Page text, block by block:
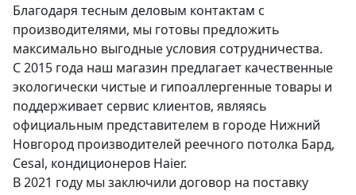
Благодаря тесным деловым контактам с
производителями, мы готовы предложить
максимально выгодные условия сотрудничества.
С 2015 года наш магазин предлагает качественные
экологически чистые и гипоаллергенные товары и
поддерживает сервис клиентов, являясь
официальным представителем в городе Нижний
Новгород производителей реечного потолка Бард,
Cesal, кондиционеров Haier.
В 2021 году мы заключили договор на поставку